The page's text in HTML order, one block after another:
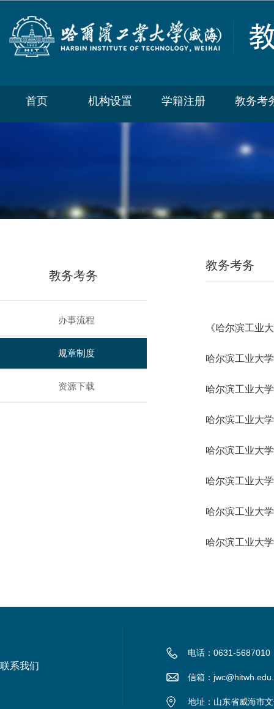
首页 机构设置 学籍注册 教务考
教务考务
办事流程
规章制度
资源下载
教务考务
《哈尔滨工业
哈尔滨工业大
哈尔滨工业大
哈尔滨工业大
哈尔滨工业大
哈尔滨工业大
哈尔滨工业大
哈尔滨工业大
联系我们
电话：0631-5687010
信箱：
地址：山东省威海市